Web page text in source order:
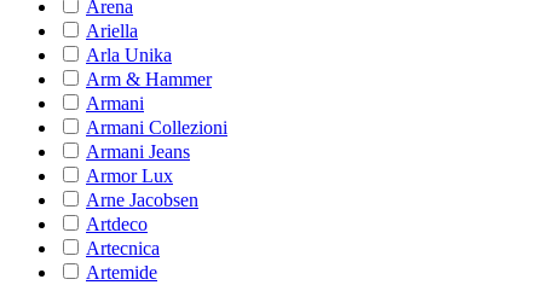
Arena
Ariella
Arla Unika
Arm & Hammer
Armani
Armani Collezioni
Armani Jeans
Armor Lux
Arne Jacobsen
Artdeco
Artecnica
Artemide